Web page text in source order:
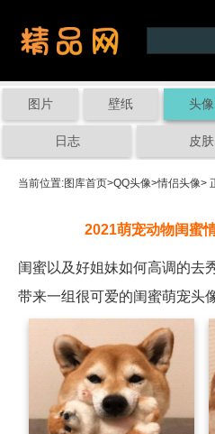
图片 壁纸 头像
日志 皮肤
当前位置:图库首页>QQ头像>情侣头像>
2021萌宠动物闺蜜
闺蜜以及好姐妹如何高调的去
带来一组很可爱的闺蜜萌宠头像